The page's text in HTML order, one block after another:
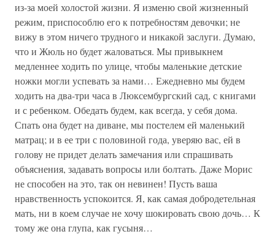
из-за моей холостой жизни. Я изменю свой жизненный
режим, приспособлю его к потребностям девочки; не
вижу в этом ничего трудного и никакой заслуги. Думаю,
что и Жюль но будет жаловаться. Мы привыкнем
медленнее ходить по улице, чтобы маленькие детские
ножки могли успевать за нами… Ежедневно мы будем
ходить на два-три часа в Люксембургский сад, с книгами
и с ребенком. Обедать будем, как всегда, у себя дома.
Спать она будет на диване, мы постелем ей маленький
матрац; и в ее три с половиной года, уверяю вас, ей в
голову не придет делать замечания или спрашивать
объяснения, задавать вопросы или болтать. Даже Морис
не способен на это, так он невинен! Пусть ваша
нравственность успокоится. Я, как самая добродетельная
мать, ни в коем случае не хочу шокировать свою дочь… К
тому же она глупа, как гусыня…